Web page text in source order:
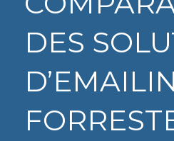
DES